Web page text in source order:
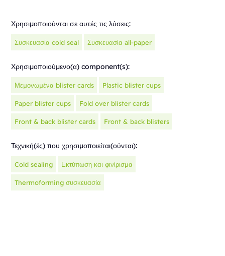
Χρησιμοποιούνται σε αυτές τις λύσεις:
Συσκευασία cold seal Συσκευασία all-paper
Χρησιμοποιούμενο(α) component(s):
Μεμονωμένα blister cards Plastic blister cups
Paper blister cups Fold over blister cards
Front & back blister cards Front & back blisters
Τεχνική(ές) που χρησιμοποιείται(ούνται):
Cold sealing Εκτύπωση και φινίρισμα
Thermoforming συσκευασία